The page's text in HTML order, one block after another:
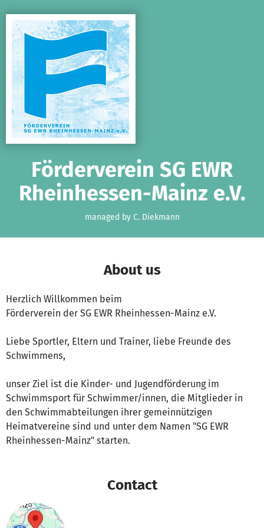
Förderverein SG EWR
Rheinhessen-Mainz e.V.
managed by C. Diekmann
About us
Herzlich Willkommen beim
Förderverein der SG EWR Rheinhessen-Mainz e.V.
Liebe Sportler, Eltern und Trainer, liebe Freunde des
Schwimmens,
unser Ziel ist die Kinder- und Jugendförderung im
Schwimmsport für Schwimmer/innen, die Mitglieder in
den Schwimmabteilungen ihrer gemeinnützigen
Heimatvereine sind und unter dem Namen "SG EWR
Rheinhessen-Mainz" starten.
Contact